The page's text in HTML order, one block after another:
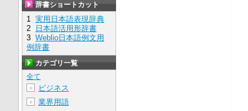
辞書ショートカット
1 実用日本語表現辞典
2
日本語活用形辞書
3 Weblio日本語例文用
例辞書
カテゴリ一覧
全て
＋
ビジネス
＋ 業界用語